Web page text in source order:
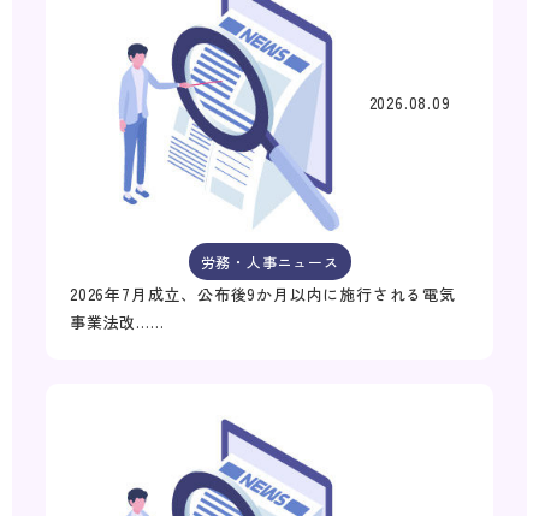
2026.08.09
労務・人事ニュース
2026年7月成立、公布後9か月以内に施行される電気
事業法改……